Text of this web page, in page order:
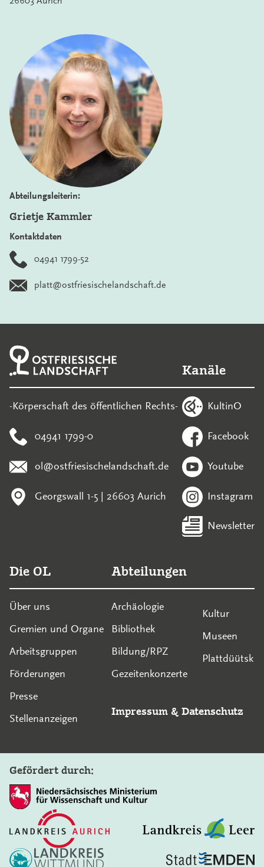
Abteilungsleiterin:
Grietje Kammler
Kontaktdaten
04941 1799-52
platt@ostfriesischelandschaft.de
-Körperschaft des öffentlichen Rechts-
04941 1799-0
ol@ostfriesischelandschaft.de
Georgswall 1-5 | 26603 Aurich
Kanäle
KultinO
Facebook
Youtube
Instagram
Newsletter
Die OL
Über uns
Gremien und Organe
Arbeitsgruppen
Förderungen
Presse
Stellenanzeigen
Abteilungen
Archäologie
Bibliothek
Bildung/RPZ
Gezeitenkonzerte
Kultur
Museen
Plattdüütsk
Impressum & Datenschutz
Gefördert durch: